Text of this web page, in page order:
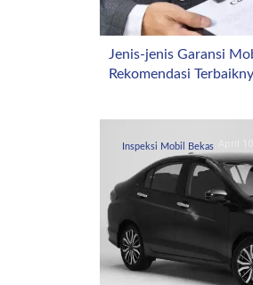
Jenis-jenis Garansi
Rekomendasi
Inspeksi Mobil Bekas